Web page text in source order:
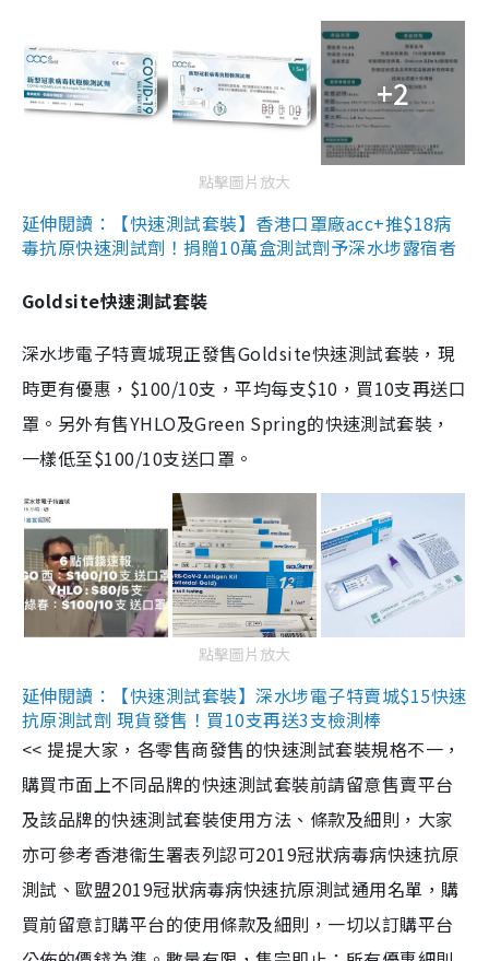
+2
點擊圖片放大
延伸閱讀：【快速測試套裝】香港口罩廠acc+推$18病
毒抗原快速測試劑！捐贈10萬盒測試劑予深水埗露宿者
Goldsite快速測試套裝
深水埗電子特賣城現正發售Goldsite快速測試套裝，現
時更有優惠，$100/10支，平均每支$10，買10支再送口
罩。另外有售YHLO及Green Spring的快速測試套裝，
一樣低至$100/10支送口罩。
點擊圖片放大
延伸閱讀：【快速測試套裝】深水埗電子特賣城$15快速
抗原測試劑 現貨發售！買10支再送3支檢測棒
<< 提提大家，各零售商發售的快速測試套裝規格不一，
購買市面上不同品牌的快速測試套裝前請留意售賣平台
及該品牌的快速測試套裝使用方法、條款及細則，大家
亦可參考香港衞生署表列認可2019冠狀病毒病快速抗原
測試、歐盟2019冠狀病毒病快速抗原測試通用名單，購
買前留意訂購平台的使用條款及細則，一切以訂購平台